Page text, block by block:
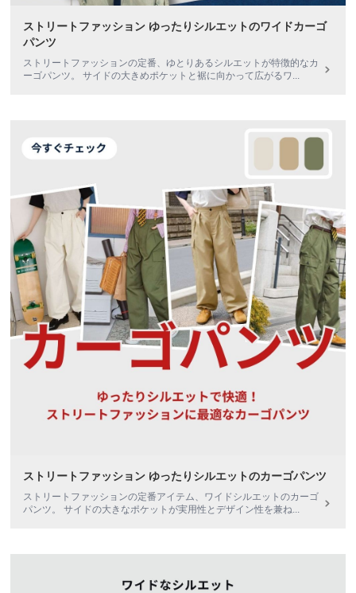
ストリートファッション ゆったりシルエットのワイドカーゴ
パンツ
ストリートファッションの定番、ゆとりあるシルエットが特徴的なカ
ーゴパンツ。 サイドの大きめポケットと裾に向かって広がるワ ...
ストリートファッション ゆったりシルエットのカーゴパンツ
ストリートファッションの定番アイテム、ワイドシルエットのカーゴ
パンツ。 サイドの大きなポケットが実用性とデザイン性を兼ね...